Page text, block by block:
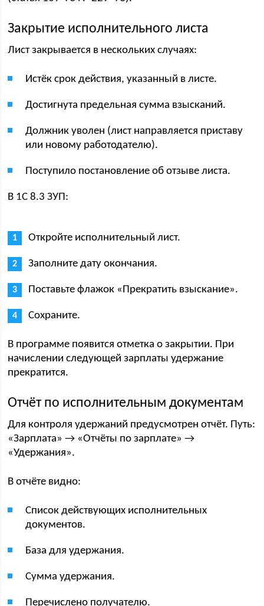
Закрытие исполнительного листа
Лист закрывается в нескольких случаях:
Истёк срок действия, указанный в листе.
Достигнута предельная сумма взысканий.
Должник уволен (лист направляется приставу
или новому работодателю).
Поступило постановление об отзыве листа.
В 1С 8.3 ЗУП:
Откройте исполнительный лист.
Заполните дату окончания.
Поставьте флажок «Прекратить взыскание».
Сохраните.
В программе появится отметка о закрытии. При
начислении следующей зарплаты удержание
прекратится.
Отчёт по исполнительным документам
Для контроля удержаний предусмотрен отчёт. Путь:
«Зарплата» → «Отчёты по зарплате» →
«Удержания».
В отчёте видно:
Список действующих исполнительных
документов.
База для удержания.
Сумма удержания.
Перечислено получателю.